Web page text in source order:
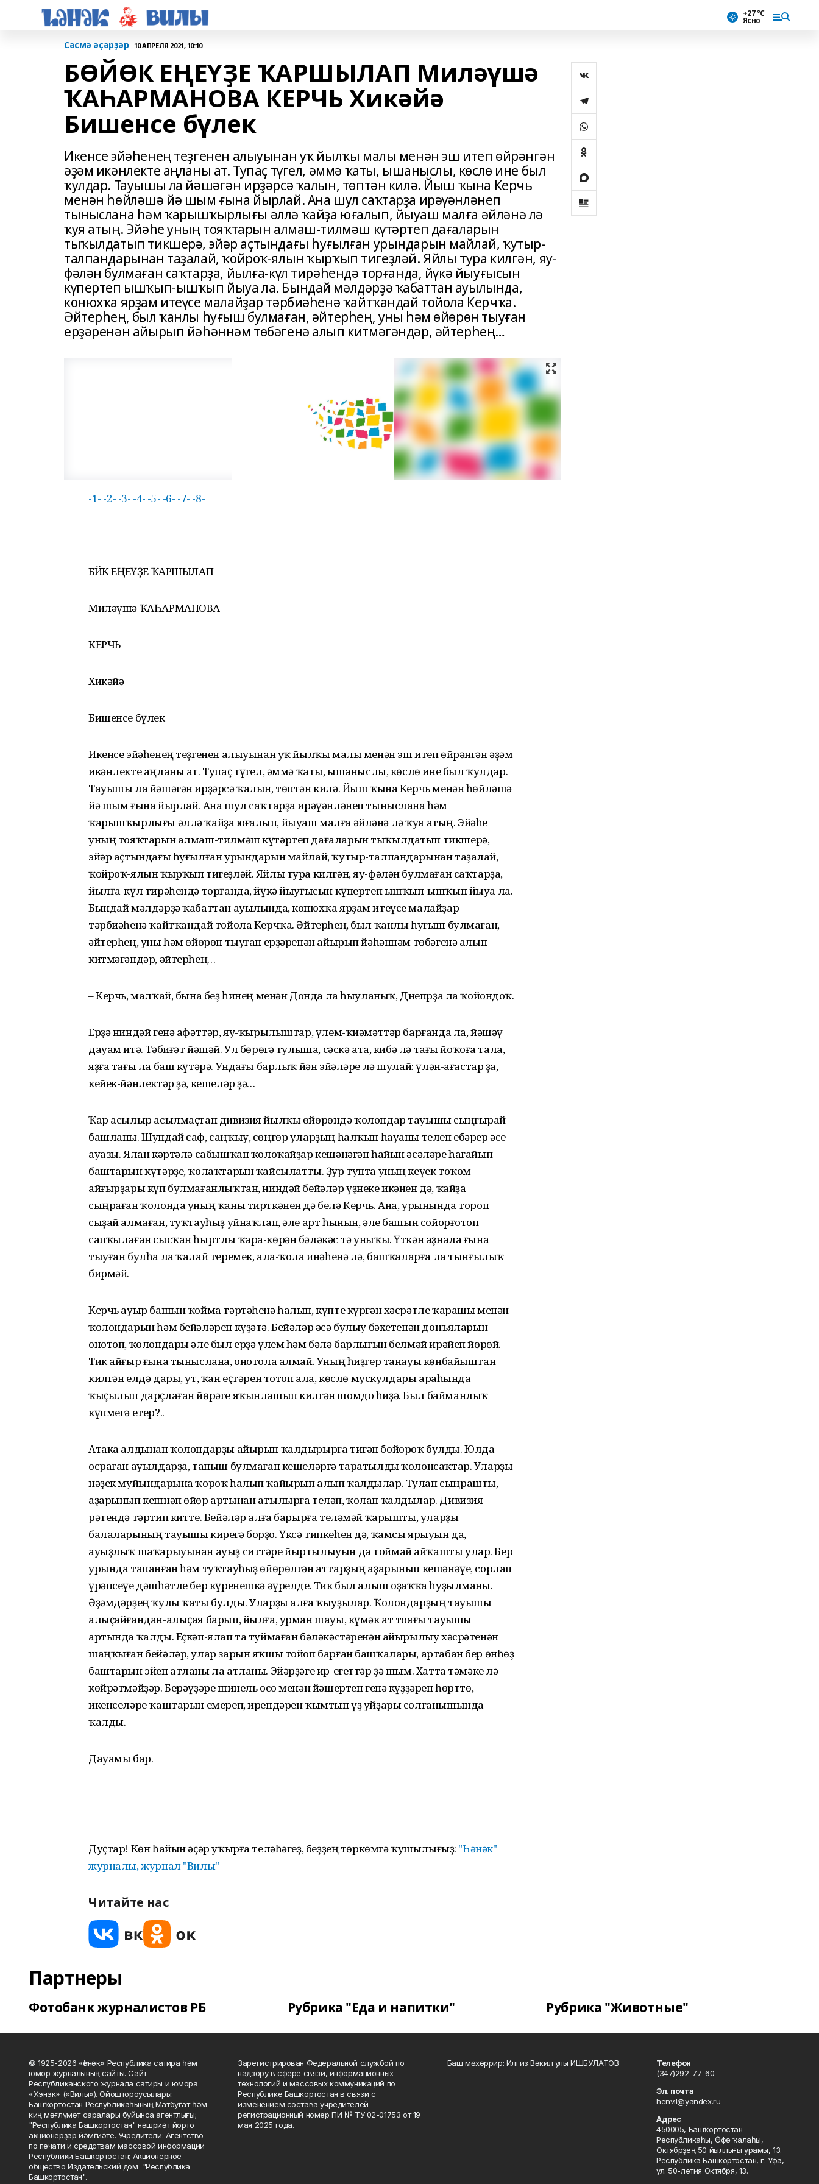
+27 °С
Ясно
Сәсмә әҫәрҙәр 10 АПРЕЛЯ 2021, 10:10
БӨЙӨК ЕҢЕҮҘЕ ҠАРШЫЛАП Миләүшә
ҠАҺАРМАНОВА КЕРЧЬ Хикәйә
Бишенсе бүлек
Икенсе эйәһенең теҙгенен алыуынан уҡ йылҡы малы менән эш итеп өйрәнгән
әҙәм икәнлекте аңланы ат. Тупаҫ түгел, әммә ҡаты, ышаныслы, көслө ине был
ҡулдар. Тауышы ла йәшәгән ирҙәрсә ҡалын, төптән килә. Йыш ҡына Керчь
менән һөйләшә йә шым ғына йырлай. Ана шул саҡтарҙа ирәүәнләнеп
тыныслана һәм ҡарышҡырлығы әллә ҡайҙа юғалып, йыуаш малға әйләнә лә
ҡуя атың. Эйәһе уның тояҡтарын алмаш-тилмәш күтәртеп дағаларын
тыҡылдатып тикшерә, эйәр аҫтындағы һуғылған урындарын майлай, ҡутыр-
талпандарынан таҙалай, ҡойроҡ-ялын ҡырҡып тигеҙләй. Яйлы тура килгән, яу-
фәлән булмаған саҡтарҙа, йылға-күл тирәһендә торғанда, йүкә йыуғысын
күпертеп ышҡып-ышҡып йыуа ла. Бындай мәлдәрҙә ҡабаттан ауылында,
конюхҡа ярҙам итеүсе малайҙар тәрбиәһенә ҡайтҡандай тойола Керчҡа.
Әйтерһең, был ҡанлы һуғыш булмаған, әйтерһең, уны һәм өйөрөн тыуған
ерҙәренән айырып йәһәннәм төбәгенә алып китмәгәндәр, әйтерһең…
-1- -2- -3- -4- -5- -6- -7- -8-
БӨЙӨК ЕҢЕҮҘЕ ҠАРШЫЛАП
Миләүшә ҠАҺАРМАНОВА
КЕРЧЬ
Хикәйә
Бишенсе бүлек
Икенсе эйәһенең теҙгенен алыуынан уҡ йылҡы малы менән эш итеп өйрәнгән әҙәм
икәнлекте аңланы ат. Тупаҫ түгел, әммә ҡаты, ышаныслы, көслө ине был ҡулдар.
Тауышы ла йәшәгән ирҙәрсә ҡалын, төптән килә. Йыш ҡына Керчь менән һөйләшә
йә шым ғына йырлай. Ана шул саҡтарҙа ирәүәнләнеп тыныслана һәм
ҡарышҡырлығы әллә ҡайҙа юғалып, йыуаш малға әйләнә лә ҡуя атың. Эйәһе
уның тояҡтарын алмаш-тилмәш күтәртеп дағаларын тыҡылдатып тикшерә,
эйәр аҫтындағы һуғылған урындарын майлай, ҡутыр-талпандарынан таҙалай,
ҡойроҡ-ялын ҡырҡып тигеҙләй. Яйлы тура килгән, яу-фәлән булмаған саҡтарҙа,
йылға-күл тирәһендә торғанда, йүкә йыуғысын күпертеп ышҡып-ышҡып йыуа ла.
Бындай мәлдәрҙә ҡабаттан ауылында, конюхҡа ярҙам итеүсе малайҙар
тәрбиәһенә ҡайтҡандай тойола Керчҡа. Әйтерһең, был ҡанлы һуғыш булмаған,
әйтерһең, уны һәм өйөрөн тыуған ерҙәренән айырып йәһәннәм төбәгенә алып
китмәгәндәр, әйтерһең…
– Керчь, малҡай, бына беҙ һинең менән Донда ла һыуланыҡ, Днепрҙа ла ҡойондоҡ.
Ерҙә ниндәй генә афәттәр, яу-ҡырылыштар, үлем-ҡиәмәттәр барғанда ла, йәшәү
дауам итә. Тәбиғәт йәшәй. Ул бөрөгә тулыша, сәскә ата, кибә лә тағы йоҡоға тала,
яҙға тағы ла баш күтәрә. Ундағы барлыҡ йән эйәләре лә шулай: үлән-ағастар ҙа,
кейек-йәнлектәр ҙә, кешеләр ҙә…
Ҡар асылыр асылмаҫтан дивизия йылҡы өйөрөндә ҡолондар тауышы сыңғырай
башланы. Шундай саф, саңҡыу, сөңгөр уларҙың һалҡын һауаны телеп ебәрер әсе
ауазы. Ялан кәртәлә сабышҡан ҡолоҡайҙар кешәнәгән һайын әсәләре һағайып
баштарын күтәрҙе, ҡолаҡтарын ҡайсылатты. Ҙур тупта уның кеүек тоҡом
айғырҙары күп булмағанлыҡтан, ниндәй бейәләр үҙнеке икәнен дә, ҡайҙа
сыңраған ҡолонда уның ҡаны тирткәнен дә белә Керчь. Ана, урынында тороп
сыҙай алмаған, туҡтауһыҙ уйнаҡлап, әле арт һынын, әле башын сойорғотоп
сапҡылаған сысҡан һыртлы ҡара-көрән бәләкәс тә уныҡы. Үткән аҙнала ғына
тыуған булһа ла ҡалай теремек, ала-ҡола инәһенә лә, башҡаларға ла тынғылыҡ
бирмәй.
Керчь ауыр башын ҡойма тәртәһенә һалып, күпте күргән хәсрәтле ҡарашы менән
ҡолондарын һәм бейәләрен күҙәтә. Бейәләр әсә булыу бәхетенән донъяларын
онотоп, ҡолондары әле был ерҙә үлем һәм бәлә барлығын белмәй ирәйеп йөрөй.
Тик айғыр ғына тыныслана, онотола алмай. Уның һиҙгер танауы көнбайыштан
килгән елдә дары, ут, ҡан еҫтәрен тотоп ала, көслө мускулдары араһында
ҡыҫылып дарҫлаған йөрәге яҡынлашып килгән шомдо һиҙә. Был байманлыҡ
күпмегә етер?..
Атака алдынан ҡолондарҙы айырып ҡалдырырға тигән бойороҡ булды. Юлда
осраған ауылдарҙа, таныш булмаған кешеләргә таратылды ҡолонсаҡтар. Уларҙы
нәҙек муйындарына ҡороҡ һалып ҡайырып алып ҡалдылар. Тулап сыңрашты,
аҙарынып кешнәп өйөр артынан атылырға теләп, ҡолап ҡалдылар. Дивизия
рәтендә тәртип китте. Бейәләр алға барырға теләмәй ҡарышты, уларҙы
балаларының тауышы кирегә борҙо. Үксә типкеһен дә, ҡамсы ярыуын да,
ауыҙлыҡ шаҡарыуынан ауыҙ ситтәре йыртылыуын да тоймай айҡашты улар. Бер
урында тапанған һәм туҡтауһыҙ өйөрөлгән аттарҙың аҙарынып кешәнәүе, сорлап
үрәпсеүе дәшһәтле бер күренешкә әүрелде. Тик был алыш оҙаҡҡа һуҙылманы.
Әҙәмдәрҙең ҡулы ҡаты булды. Уларҙы алға ҡыуҙылар. Ҡолондарҙың тауышы
алыҫайғандан-алыҫая барып, йылға, урман шауы, күмәк ат тояғы тауышы
артында ҡалды. Еҫкәп-ялап та туймаған бәләкәстәренән айырылыу хәсрәтенән
шаңҡыған бейәләр, улар зарын яҡшы тойоп барған башҡалары, артабан бер өнһөҙ
баштарын эйеп атланы ла атланы. Эйәрҙәге ир-егеттәр ҙә шым. Хатта тәмәке лә
көйрәтмәйҙәр. Берәүҙәре шинель осо менән йәшертен генә күҙҙәрен һөрттө,
икенселәре ҡаштарын емереп, ирендәрен ҡымтып үҙ уйҙары солғанышында
ҡалды.
Дауамы бар.
–––––––––––––––––––
Дуҫтар! Көн һайын әҫәр уҡырға теләһәгеҙ, беҙҙең төркөмгә ҡушылығыҙ: "Һәнәк"
журналы, журнал "Вилы"
Читайте нас
Партнеры
Фотобанк журналистов РБ Рубрика "Еда и напитки" Рубрика "Животные"
© 1925-2026 «Һәнәк» Республика сатира һәм
юмор журналының сайты. Сайт
Республиканского журнала сатиры и юмора
«Хэнэк» («Вилы»). Ойоштороусылары:
Башҡортостан Республикаһының Матбуғат һәм
киң мәғлүмәт саралары буйынса агентлығы;
"Республика Башкортостан" нәшриәт йорто
акционерҙар йәмғиәте. Учредители: Агентство
по печати и средствам массовой информации
Республики Башкортостан; Акционерное
общество Издательский дом "Республика
Башкортостан".
Зарегистрирован Федеральной службой по
надзору в сфере связи, информационных
технологий и массовых коммуникаций по
Республике Башкортостан в связи с
изменением состава учредителей -
регистрационный номер ПИ № ТУ 02-01753 от 19
мая 2025 года.
Баш мөхәррир: Илгиз Вәкил улы ИШБУЛАТОВ
Телефон
(347)292-77-60
Эл. почта
henvil@yandex.ru
Адрес
450005, Башҡортостан
Республикаһы, Өфө ҡалаһы,
Октябрҙең 50 йыллығы урамы, 13.
Республика Башкортостан, г. Уфа,
ул. 50-летия Октября, 13.